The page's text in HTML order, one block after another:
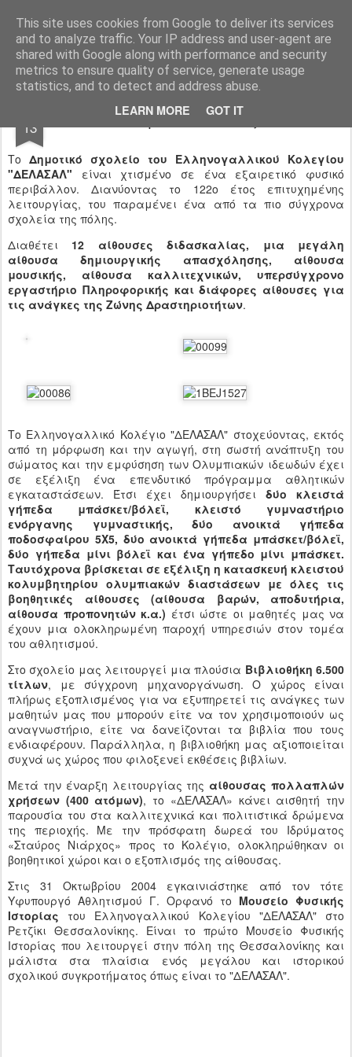
This site uses cookies from Google to deliver its services
and to analyze traffic. Your IP address and user-agent are
shared with Google along with performance and security
metrics to ensure quality of service, generate usage
statistics, and to detect and address abuse.
LEARN MORE GOT IT
Ιδιωτικό Δημοτικό Σχολείο "Ι.Μ.ΔΕΛΑΣΑΛ"
13 Εγκαταστάσεις
Το Δημοτικό σχολείο του Ελληνογαλλικού Κολεγίου
"ΔΕΛΑΣΑΛ" είναι χτισμένο σε ένα εξαιρετικό φυσικό
περιβάλλον. Διανύοντας το 122ο έτος επιτυχημένης
λειτουργίας, του παραμένει ένα από τα πιο σύγχρονα
σχολεία της πόλης.
Διαθέτει 12 αίθουσες διδασκαλίας, μια μεγάλη
αίθουσα δημιουργικής απασχόλησης, αίθουσα
μουσικής, αίθουσα καλλιτεχνικών, υπερσύγχρονο
εργαστήριο Πληροφορικής και διάφορες αίθουσες για
τις ανάγκες της Ζώνης Δραστηριοτήτων.
Το Ελληνογαλλικό Κολέγιο "ΔΕΛΑΣΑΛ" στοχεύοντας, εκτός
από τη μόρφωση και την αγωγή, στη σωστή ανάπτυξη του
σώματος και την εμφύσηση των Ολυμπιακών ιδεωδών έχει
σε εξέλιξη ένα επενδυτικό πρόγραμμα αθλητικών
εγκαταστάσεων. Έτσι έχει δημιουργήσει δύο κλειστά
γήπεδα μπάσκετ/βόλεϊ, κλειστό γυμναστήριο
ενόργανης γυμναστικής, δύο ανοικτά γήπεδα
ποδοσφαίρου 5Χ5, δύο ανοικτά γήπεδα μπάσκετ/βόλεϊ,
δύο γήπεδα μίνι βόλεϊ και ένα γήπεδο μίνι μπάσκετ.
Ταυτόχρονα βρίσκεται σε εξέλιξη η κατασκευή κλειστού
κολυμβητηρίου ολυμπιακών διαστάσεων με όλες τις
βοηθητικές αίθουσες (αίθουσα βαρών, αποδυτήρια,
αίθουσα προπονητών κ.α.) έτσι ώστε οι μαθητές μας να
έχουν μια ολοκληρωμένη παροχή υπηρεσιών στον τομέα
του αθλητισμού.
Στο σχολείο μας λειτουργεί μια πλούσια Βιβλιοθήκη 6.500
τίτλων, με σύγχρονη μηχανοργάνωση. Ο χώρος είναι
πλήρως εξοπλισμένος για να εξυπηρετεί τις ανάγκες των
μαθητών μας που μπορούν είτε να τον χρησιμοποιούν ως
αναγνωστήριο, είτε να δανείζονται τα βιβλία που τους
ενδιαφέρουν. Παράλληλα, η βιβλιοθήκη μας αξιοποιείται
συχνά ως χώρος που φιλοξενεί εκθέσεις βιβλίων.
Μετά την έναρξη λειτουργίας τηςαίθουσας πολλαπλών
χρήσεων (400 ατόμων), το «ΔΕΛΑΣΑΛ» κάνει αισθητή την
παρουσία του στα καλλιτεχνικά και πολιτιστικά δρώμενα
της περιοχής. Με την πρόσφατη δωρεά του Ιδρύματος
«Σταύρος Νιάρχος» προς το Κολέγιο, ολοκληρώθηκαν οι
βοηθητικοί χώροι και ο εξοπλισμός της αίθουσας.
Στις 31 Οκτωβρίου 2004 εγκαινιάστηκε από τον τότε
Υφυπουργό Αθλητισμού Γ. Ορφανό το Μουσείο Φυσικής
Ιστορίας του Ελληνογαλλικού Κολεγίου "ΔΕΛΑΣΑΛ" στο
Ρετζίκι Θεσσαλονίκης. Είναι το πρώτο Μουσείο Φυσικής
Ιστορίας που λειτουργεί στην πόλη της Θεσσαλονίκης και
μάλιστα στα πλαίσια ενός μεγάλου και ιστορικού
σχολικού συγκροτήματος όπως είναι το "ΔΕΛΑΣΑΛ".